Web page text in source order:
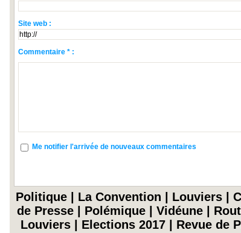
Site web :
Commentaire * :
Me notifier l'arrivée de nouveaux commentaires
Politique La Convention Louviers
de Presse
Polémique Vidéune
Louviers
Elections 2017 Revue de